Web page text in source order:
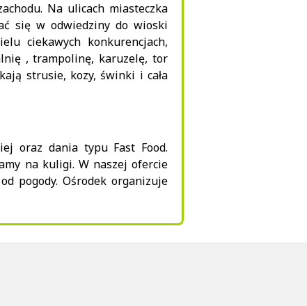
Na ulicach miasteczka
się w odwiedziny do wioski
ciekawych konkurencjach,
, trampolinę, karuzelę, tor
strusie, kozy, świnki i cała
oraz dania typu Fast Food.
na kuligi. W naszej ofercie
pogody. Ośrodek organizuje